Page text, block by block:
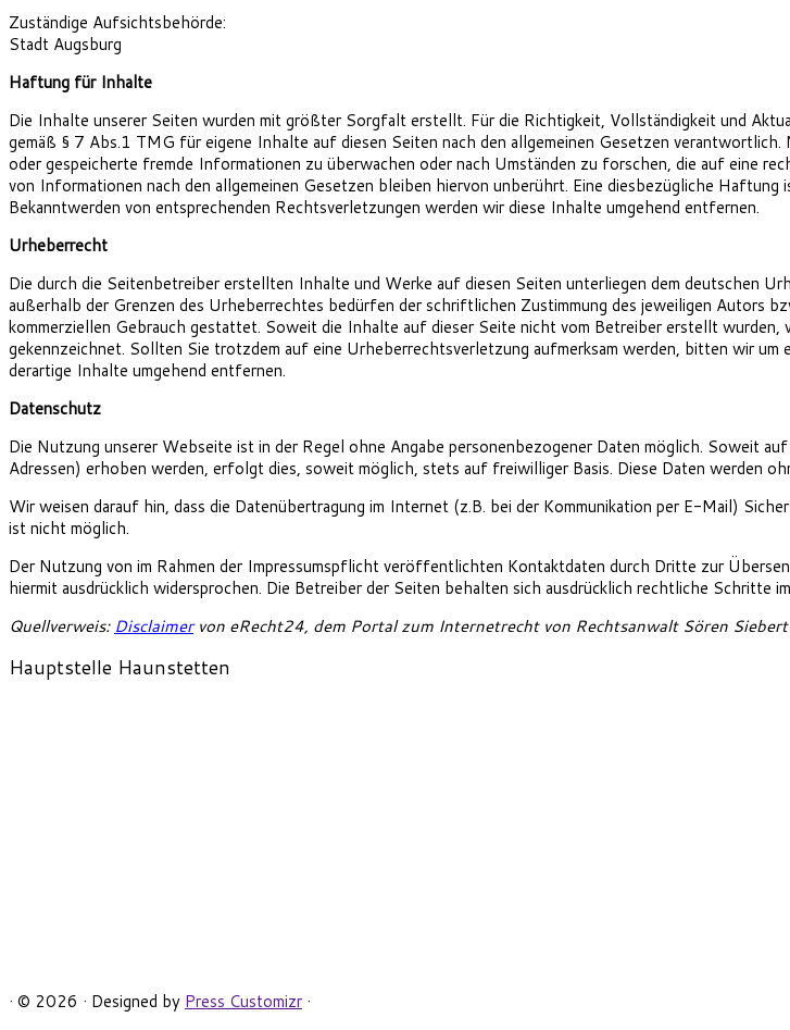
Zuständige Aufsichtsbehörde:
Stadt Augsburg
Haftung für Inhalte
Die Inhalte unserer Seiten wurden mit größter Sorgfalt erstellt. Für die Richtigkeit, Vollständigkeit und
gemäß § 7 Abs.1 TMG für eigene Inhalte auf diesen Seiten nach den allgemeinen Gesetzen
oder gespeicherte fremde Informationen zu überwachen oder nach Umständen zu forschen, die auf eine
von Informationen nach den allgemeinen Gesetzen bleiben hiervon unberührt. Eine diesbezügliche
Bekanntwerden von entsprechenden Rechtsverletzungen werden wir diese Inhalte umgehend entfernen.
Urheberrecht
Die durch die Seitenbetreiber erstellten Inhalte und Werke auf diesen Seiten unterliegen dem deutschen
außerhalb der Grenzen des Urheberrechtes bedürfen der schriftlichen Zustimmung des jeweiligen Autors
kommerziellen Gebrauch gestattet. Soweit die Inhalte auf dieser Seite nicht vom Betreiber erstellt
gekennzeichnet. Sollten Sie trotzdem auf eine Urheberrechtsverletzung aufmerksam werden, bitten wir
derartige Inhalte umgehend entfernen.
Datenschutz
Die Nutzung unserer Webseite ist in der Regel ohne Angabe personenbezogener Daten möglich. Soweit
Adressen) erhoben werden, erfolgt dies, soweit möglich, stets auf freiwilliger Basis. Diese Daten werden
Wir weisen darauf hin, dass die Datenübertragung im Internet (z.B. bei der Kommunikation per E-Mail)
ist nicht möglich.
Der Nutzung von im Rahmen der Impressumspflicht veröffentlichten Kontaktdaten durch Dritte zur
hiermit ausdrücklich widersprochen. Die Betreiber der Seiten behalten sich ausdrücklich rechtliche Schritte
Quellverweis: Disclaimervon eRecht24, dem Portal zum Internetrecht von Rechtsanwalt Sören Siebert
Hauptstelle Haunstetten
· © 2026 · Designed by Press Customizr·